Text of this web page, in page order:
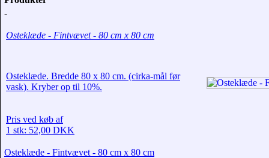
-
Osteklæde - Fintvævet - 80 cm x 80 cm
Osteklæde. Bredde 80 x 80 cm. (cirka-mål før
vask). Kryber op til 10%.
Pris ved køb af
1 stk: 52,00 DKK
Osteklæde - Fintvævet - 80 cm x 80 cm